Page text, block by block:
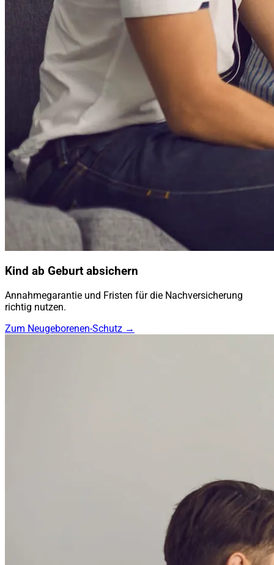
Kind ab Geburt absichern
Annahmegarantie und Fristen für die Nachversicherung
richtig nutzen.
Zum Neugeborenen-Schutz →